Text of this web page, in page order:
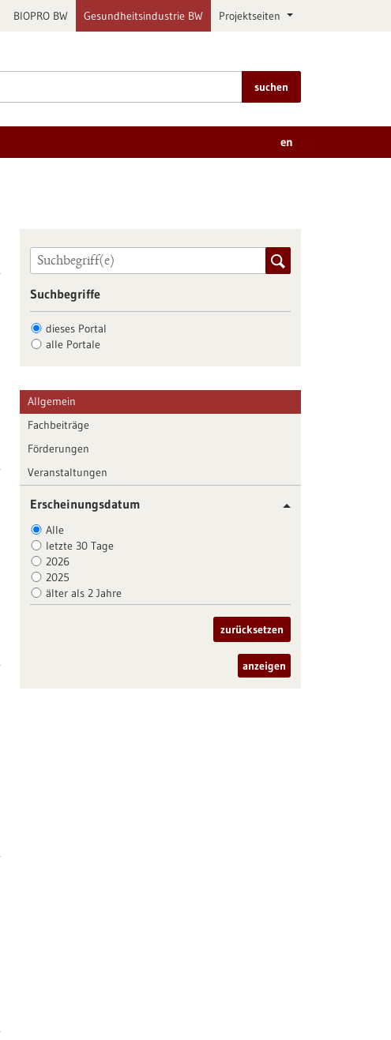
BIOPRO BW Gesundheitsindustrie BW Projektseiten
suchen
en
Suchbegriffe
dieses Portal
alle Portale
Allgemein
Fachbeiträge
Förderungen
Veranstaltungen
Erscheinungsdatum
Alle
letzte 30 Tage
2026
2025
älter als 2 Jahre
zurücksetzen
anzeigen